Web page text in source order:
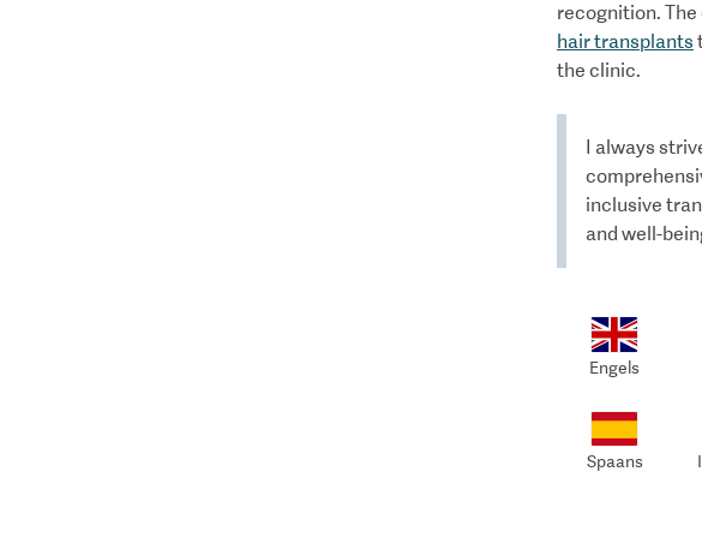
recognition.
hair transplants
the clinic.
I always
inclusive
and well-
Engels
Spaans